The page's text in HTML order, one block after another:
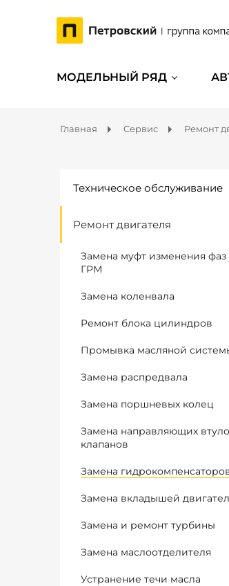
МОДЕЛЬНЫЙ РЯД
Главная Сервис Ремонт
Техническое обслуживание
Ремонт двигателя
Замена муфт изменения фаз
ГРМ
Замена коленвала
Ремонт блока цилиндров
Промывка масляной
Замена распредвала
Замена поршневых колец
Замена направляющих
клапанов
Замена
Замена вкладышей
Замена и ремонт турбины
Замена маслоотделителя
Устранение течи масла